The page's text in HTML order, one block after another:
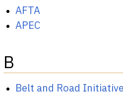
AFTA
APEC
B
Belt and Road Initiative